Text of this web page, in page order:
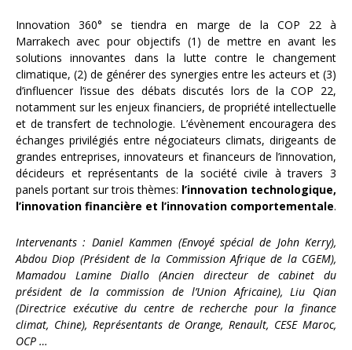
Innovation 360° se tiendra en marge de la COP 22 à
Marrakech avec pour objectifs (1) de mettre en avant les
solutions innovantes dans la lutte contre le changement
climatique, (2) de générer des synergies entre les acteurs et (3)
d’influencer l’issue des débats discutés lors de la COP 22,
notamment sur les enjeux financiers, de propriété intellectuelle
et de transfert de technologie. L’évènement encouragera des
échanges privilégiés entre négociateurs climats, dirigeants de
grandes entreprises, innovateurs et financeurs de l’innovation,
décideurs et représentants de la société civile à travers 3
panels portant sur trois thèmes: l’innovation technologique,
l’innovation financière et l’innovation comportementale.
Intervenants : Daniel Kammen (Envoyé spécial de John Kerry),
Abdou Diop (Président de la Commission Afrique de la CGEM),
Mamadou Lamine Diallo (Ancien directeur de cabinet du
président de la commission de l’Union Africaine), Liu Qian
(Directrice exécutive du centre de recherche pour la finance
climat, Chine), Représentants de Orange, Renault, CESE Maroc,
OCP …